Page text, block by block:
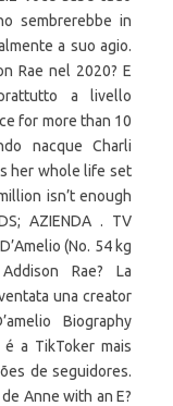
sembrerebbe in
a suo agio.
Rae nel 2020? E
a livello
for more than 10
nacque Charli
her whole life set
isn’t enough
AZIENDA . TV
(No. 54 kg
Rae? La
una creator
Biography
é a TikToker mais
de seguidores.
Anne with an E?